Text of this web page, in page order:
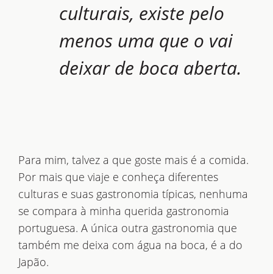
culturais, existe pelo
menos uma que o vai
deixar de boca aberta.
Para mim, talvez a que goste mais é a comida.
Por mais que viaje e conheça diferentes
culturas e suas gastronomia típicas, nenhuma
se compara à minha querida gastronomia
portuguesa. A única outra gastronomia que
também me deixa com água na boca, é a do
Japão.